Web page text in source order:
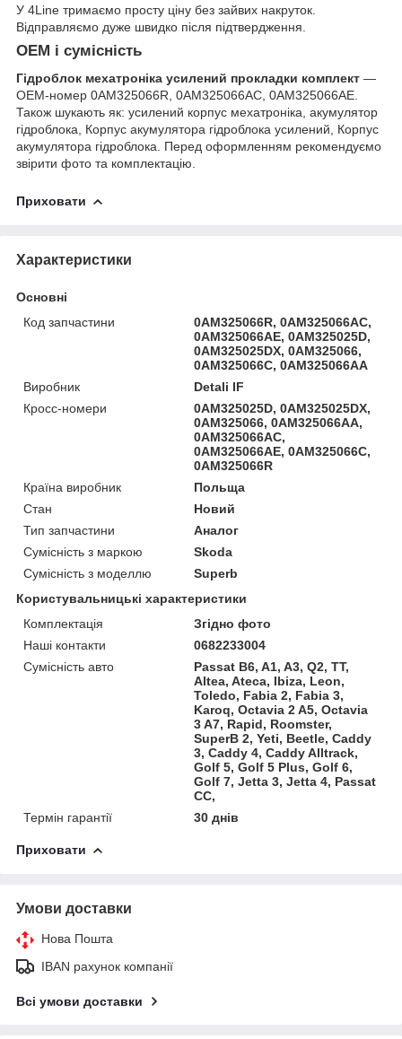
У 4Line тримаємо просту ціну без зайвих накруток.
Відправляємо дуже швидко після підтвердження.
OEM і сумісність
Гідроблок мехатроніка усилений прокладки комплект —
OEM-номер 0AM325066R, 0AM325066AC, 0AM325066AE.
Також шукають як: усилений корпус мехатроніка, акумулятор
гідроблока, Корпус акумулятора гідроблока усилений, Корпус
акумулятора гідроблока. Перед оформленням рекомендуємо
звірити фото та комплектацію.
Приховати
Характеристики
Основні
Код запчастини
0AM325066R, 0AM325066AC,
0AM325066AE, 0AM325025D,
0AM325025DX, 0AM325066,
0AM325066C, 0AM325066AA
Виробник
Detali IF
Кросс-номери
0AM325025D, 0AM325025DX,
0AM325066, 0AM325066AA,
0AM325066AC,
0AM325066AE, 0AM325066C,
0AM325066R
Країна виробник
Польща
Стан
Новий
Тип запчастини
Аналог
Сумісність з маркою
Skoda
Сумісність з моделлю
Superb
Користувальницькі характеристики
Комплектація
Згідно фото
Наші контакти
0682233004
Сумісність авто
Passat B6, A1, A3, Q2, TT,
Altea, Ateca, Ibiza, Leon,
Toledo, Fabia 2, Fabia 3,
Karoq, Octavia 2 A5, Octavia
3 A7, Rapid, Roomster,
SuperB 2, Yeti, Beetle, Caddy
3, Caddy 4, Caddy Alltrack,
Golf 5, Golf 5 Plus, Golf 6,
Golf 7, Jetta 3, Jetta 4, Passat
CC,
Термін гарантії
30 днів
Приховати
Умови доставки
Нова Пошта
IBAN рахунок компанії
Всі умови доставки